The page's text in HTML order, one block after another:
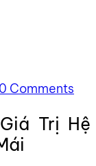
0 Comments
Trị Hệ